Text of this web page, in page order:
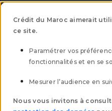
Réclamation
Mentions légales
Crédit du Maroc aimerait
ce site.
Paramétrer vos
fonctionnalités et en se
Mesurer l’audience en
Nous vous invitons à